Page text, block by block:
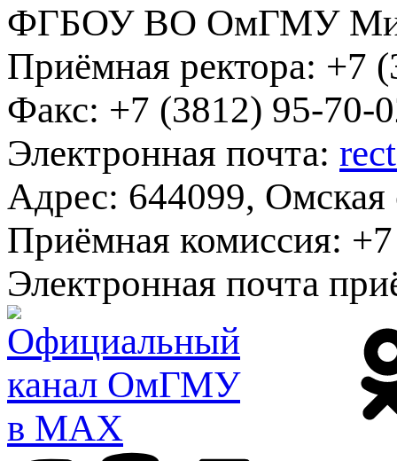
ФГБОУ ВО ОмГМУ
Приёмная ректора: +7
Факс: +7 (3812) 95-70-
Электронная почта:
Адрес: 644099, Омская
Приёмная комиссия:
Электронная почта